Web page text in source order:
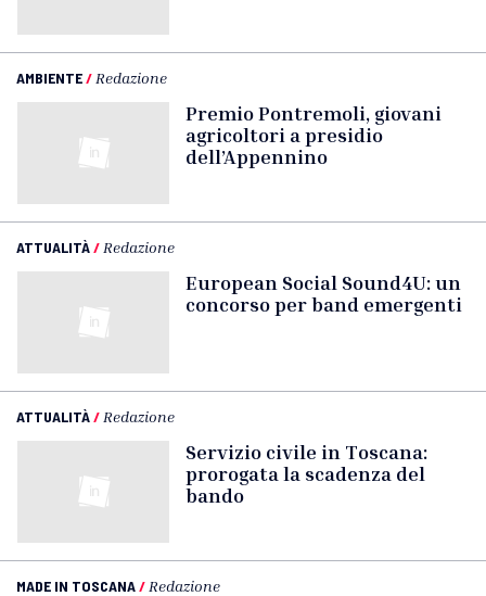
AMBIENTE/ Redazione
Premio Pontremoli, giovani
agricoltori a presidio
dell’Appennino
ATTUALITÀ/ Redazione
European Social Sound4U: un
concorso per band emergenti
ATTUALITÀ/ Redazione
Servizio civile in Toscana:
prorogata la scadenza del
bando
MADE IN TOSCANA/ Redazione